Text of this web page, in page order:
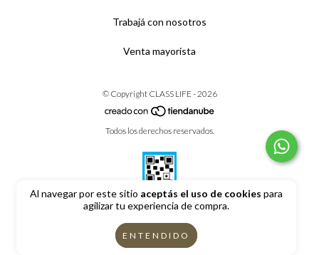
Al navegar por este sitio aceptás el uso de cookies para
agilizar tu experiencia de compra.
ENTENDIDO
Trabajá con nosotros
Venta mayorista
© Copyright CLASS LIFE - 2026
Todos los derechos reservados.
Defensa de las y los consumidores. Para reclamos